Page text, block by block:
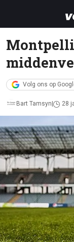
Volg ons op
Bart Tamsyn 28